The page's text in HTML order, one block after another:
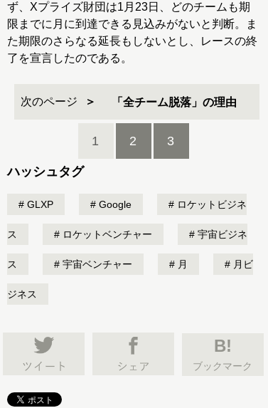
ず、Xプライズ財団は1月23日、どのチームも期
限までに月に到達できる見込みがないと判断。ま
た期限のさらなる延長もしないとし、レースの終
了を宣言したのである。
次のページ 「全チーム脱落」の理由
1 2 3
ハッシュタグ
GLXP Google ロケットビジネ
ス ロケットベンチャー 宇宙ビジネ
ス 宇宙ベンチャー 月 月ビ
ジネス
B!
ブックマーク